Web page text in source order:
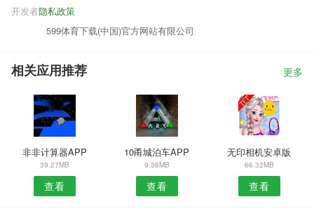
隐私政策
开发者
599体育下载(中国)官方网站有限公司
相关应用推荐 更多
非非计算器APP
39.27MB
查看
10甬城泊车APP
9.38MB
查看
无印相机安卓版
66.32MB
查看